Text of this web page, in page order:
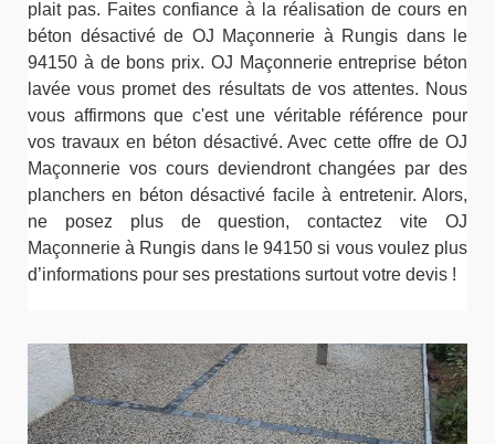
plait pas. Faites confiance à la réalisation de cours en
béton désactivé de OJ Maçonnerie à Rungis dans le
94150 à de bons prix. OJ Maçonnerie entreprise béton
lavée vous promet des résultats de vos attentes. Nous
vous affirmons que c'est une véritable référence pour
vos travaux en béton désactivé. Avec cette offre de OJ
Maçonnerie vos cours deviendront changées par des
planchers en béton désactivé facile à entretenir. Alors,
ne posez plus de question, contactez vite OJ
Maçonnerie à Rungis dans le 94150 si vous voulez plus
d’informations pour ses prestations surtout votre devis !